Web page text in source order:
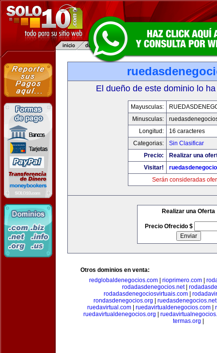
El dueño de este dominio lo
Mayusculas:
Minusculas:
Longitud:
16 caracteres
Categorias:
Sin Clasificar
Precio:
Realizar una
Visitar!
Serán consideradas
Realizar una Oferta
Precio Ofrecido $
Otros dominios en venta:
redglobaldenegocios.com
rioprimero.com
rodadasdenegocios.net|
rodadasdenegociosvirtuais.com|
rondasdenegocios.org
ruedasdenegocios.net
ruedavirtual.com| ruedavirtualdenegocios.com|
ruedavirtualdenegocios.org
termas.org